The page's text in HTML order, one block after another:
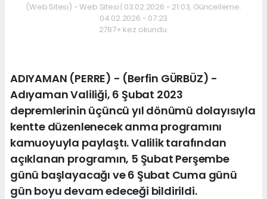
(Web Sitesi) - Web Sitesi | 03.02.2026 - 21:03, Güncelleme:
04.02.2026 - 07:23
2787+ kez okundu.
ADIYAMAN (PERRE) - (Berfin GÜRBÜZ) -
Adıyaman Valiliği, 6 Şubat 2023
depremlerinin üçüncü yıl dönümü dolayısıyla
kentte düzenlenecek anma programını
kamuoyuyla paylaştı. Valilik tarafından
açıklanan programın, 5 Şubat Perşembe
günü başlayacağı ve 6 Şubat Cuma günü
gün boyu devam edeceği bildirildi.